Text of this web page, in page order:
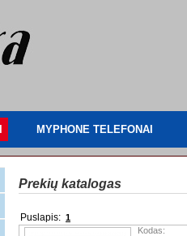
MYPHONE TELEFONAI
Prekių katalogas
Puslapis: 1
Kodas: